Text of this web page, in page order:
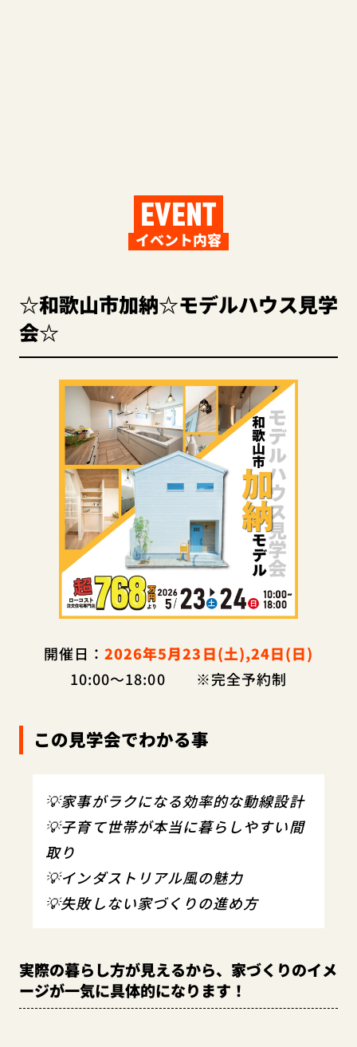
EVENT
イベント内容
☆和歌山市加納☆モデルハウス見学
会☆
開催日： 2026年5月23日(土),24日(日)
10:00～18:00 ※完全予約制
この見学会でわかる事
💡家事がラクになる効率的な動線設計
💡子育て世帯が本当に暮らしやすい間
取り
💡インダストリアル風の魅力
💡失敗しない家づくりの進め方
実際の暮らし方が見えるから、家づくりのイメ
ージが一気に具体的になります！